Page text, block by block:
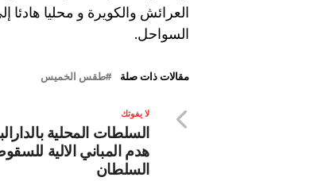
العرائش والكويرة و محليا هادئا
السواحل.
مقالات ذات صلة طقس الخميس
لا يفوتك
السلطات المحلية
هدم المباني الالية
السلطان